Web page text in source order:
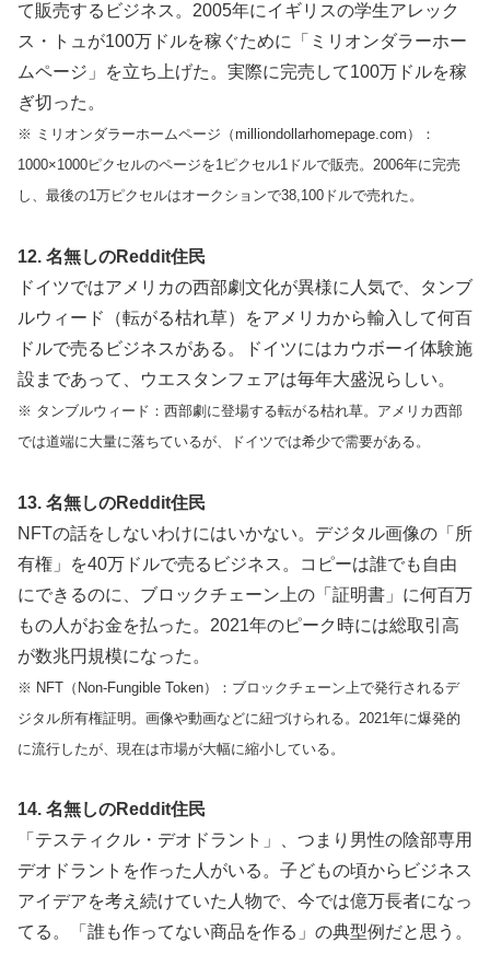
て販売するビジネス。2005年にイギリスの学生アレック
ス・トュが100万ドルを稼ぐために「ミリオンダラーホー
ムページ」を立ち上げた。実際に完売して100万ドルを稼
ぎ切った。
※ ミリオンダラーホームページ（milliondollarhomepage.com）：
1000×1000ピクセルのページを1ピクセル1ドルで販売。2006年に完売
し、最後の1万ピクセルはオークションで38,100ドルで売れた。
12. 名無しのReddit住民
ドイツではアメリカの西部劇文化が異様に人気で、タンブ
ルウィード（転がる枯れ草）をアメリカから輸入して何百
ドルで売るビジネスがある。ドイツにはカウボーイ体験施
設まであって、ウエスタンフェアは毎年大盛況らしい。
※ タンブルウィード：西部劇に登場する転がる枯れ草。アメリカ西部
では道端に大量に落ちているが、ドイツでは希少で需要がある。
13. 名無しのReddit住民
NFTの話をしないわけにはいかない。デジタル画像の「所
有権」を40万ドルで売るビジネス。コピーは誰でも自由
にできるのに、ブロックチェーン上の「証明書」に何百万
もの人がお金を払った。2021年のピーク時には総取引高
が数兆円規模になった。
※ NFT（Non-Fungible Token）：ブロックチェーン上で発行されるデ
ジタル所有権証明。画像や動画などに紐づけられる。2021年に爆発的
に流行したが、現在は市場が大幅に縮小している。
14. 名無しのReddit住民
「テスティクル・デオドラント」、つまり男性の陰部専用
デオドラントを作った人がいる。子どもの頃からビジネス
アイデアを考え続けていた人物で、今では億万長者になっ
てる。「誰も作ってない商品を作る」の典型例だと思う。